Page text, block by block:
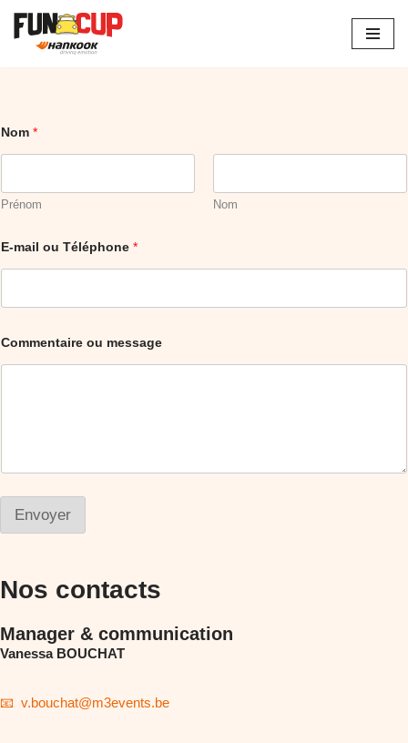
Aller
Nom *
Prénom Nom
E-mail ou Téléphone *
u
o
Commentaire ou message
Envoyer
Nos contacts
Manager & communication
Vanessa BOUCHAT
📧 v.bouchat@m3events.be